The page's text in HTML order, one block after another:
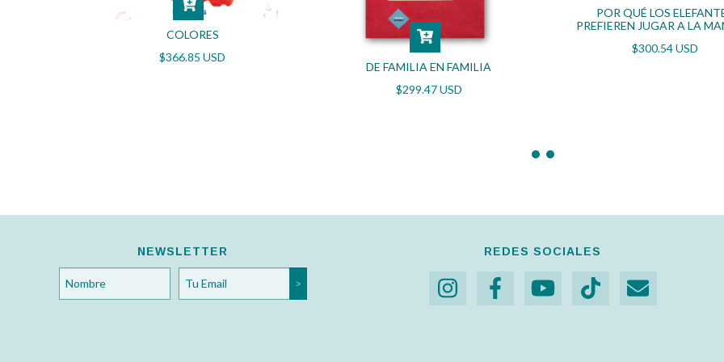
COLORES
$366.85 USD
DE FAMILIA EN FAMILIA
$299.47 USD
POR QUÉ LOS
PREFIEREN JUGAR A LA
$300.54 USD
NEWSLETTER REDES SOCIALES